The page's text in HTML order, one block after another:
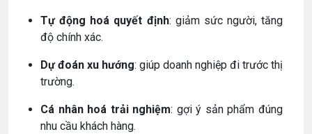
Tự động hoá quyết định: giảm sức người, tăng
độ chính xác.
Dự đoán xu hướng: giúp doanh nghiệp đi trước thị
trường.
Cá nhân hoá trải nghiệm: gợi ý sản phẩm đúng
nhu cầu khách hàng.